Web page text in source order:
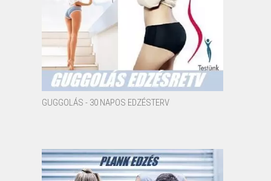
GUGGOLÁS - 30 NAPOS EDZÉSTERV